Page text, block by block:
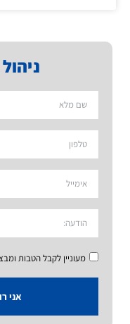
מעוניין לקבל הטבות
אני